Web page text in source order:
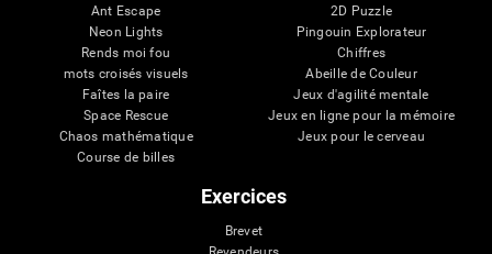
Ant Escape
Neon Lights
Rends moi fou
mots croisés visuels
Faîtes la paire
Space Rescue
Chaos mathématique
Course de billes
2D Puzzle
Pingouin Explorateur
Chiffres
Abeille de Couleur
Jeux d'agilité mentale
Jeux en ligne pour la mémoire
Jeux pour le cerveau
Exercices
Brevet